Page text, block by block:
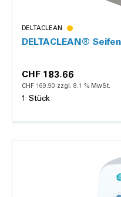
DELTACLEAN
DELTACLEAN®
CHF 183.66
CHF 169.90 zzgl. 8.1 % MwSt.
1 Stück